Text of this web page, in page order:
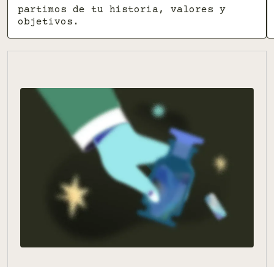
partimos de tu historia, valores y
objetivos.